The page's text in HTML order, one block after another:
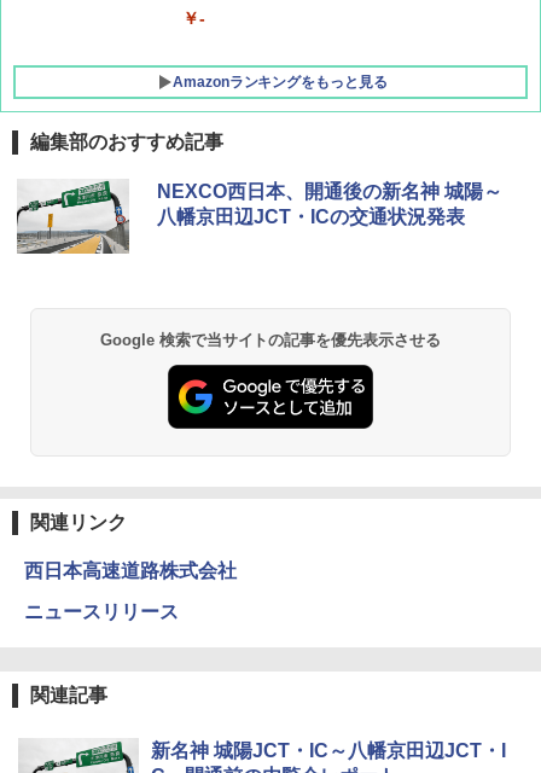
￥-
Amazonランキングをもっと見る
GRANDOOR ステンレス保冷剤 2個セット 2
026リニューアル 急速冷凍 空間倍増 衛生的
コンパクト 保冷力長持ち
BUNDOK(バンドック)ソロ ドーム 1 EX BDK
レーム ドーム型 テント
￥14,800
付き ヒグマ・イノシシ対策 自治体・教育機
関の購入実績 登山・キャンプ・アウトドア・
編集部のおすすめ記事
NEXCO西日本、開通後の新名神 城陽～
八幡京田辺JCT・ICの交通状況発表
Google 検索で当サイトの記事を優先表示させる
関連リンク
西日本高速道路株式会社
ニュースリリース
関連記事
新名神 城陽JCT・IC～八幡京田辺JCT・I